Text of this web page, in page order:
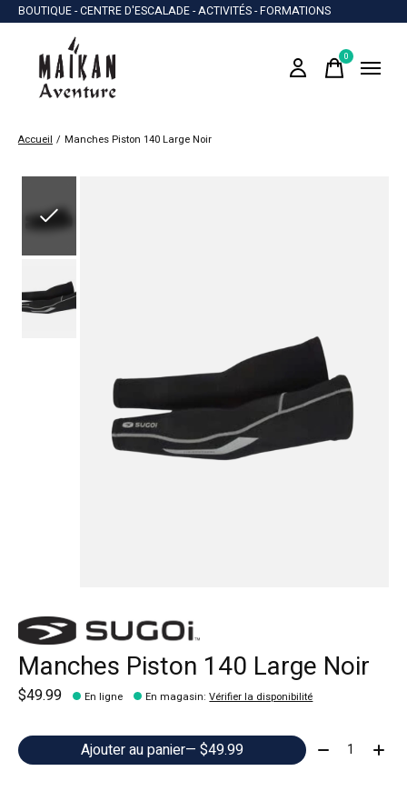
BOUTIQUE - CENTRE D'ESCALADE - ACTIVITÉS - FORMATIONS
0items
Accueil / Manches Piston 140 Large Noir
Manches Piston 140 Large Noir
$49.99 En ligne En magasin:Vérifier la disponibilité
Ajouter au panier — $49.99 Quantité: